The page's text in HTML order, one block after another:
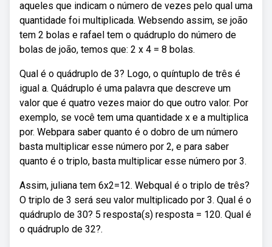
aqueles que indicam o número de vezes pelo qual uma
quantidade foi multiplicada. Websendo assim, se joão
tem 2 bolas e rafael tem o quádruplo do número de
bolas de joão, temos que: 2 x 4 = 8 bolas.
Qual é o quádruplo de 3? Logo, o quíntuplo de três é
igual a. Quádruplo é uma palavra que descreve um
valor que é quatro vezes maior do que outro valor. Por
exemplo, se você tem uma quantidade x e a multiplica
por. Webpara saber quanto é o dobro de um número
basta multiplicar esse número por 2, e para saber
quanto é o triplo, basta multiplicar esse número por 3.
Assim, juliana tem 6x2=12. Webqual é o triplo de três?
O triplo de 3 será seu valor multiplicado por 3. Qual é o
quádruplo de 30? 5 resposta(s) resposta = 120. Qual é
o quádruplo de 32?.